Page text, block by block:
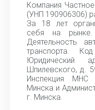
Компания
(УНП 190906306)
За 18 лет
себя на
Деятельность
транспорта.
Юридический
Шпилевского, д.
Инспекция МНС
Минска и
г. Минска.